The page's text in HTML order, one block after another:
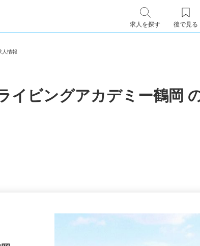
求人を探す 後で見る
人情報
イビングアカデミー鶴岡